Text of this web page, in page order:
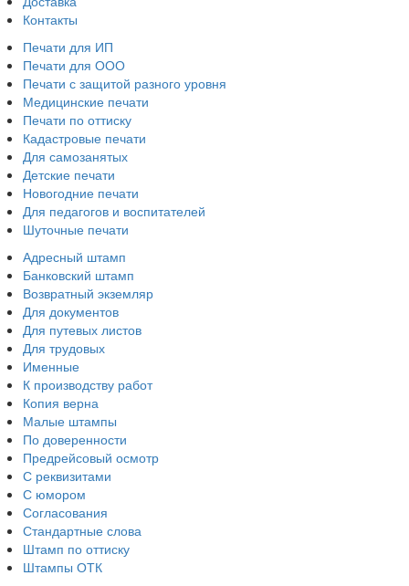
Контакты
Печати для ИП
Печати для ООО
Печати с защитой разного уровня
Медицинские печати
Печати по оттиску
Кадастровые печати
Для самозанятых
Детские печати
Новогодние печати
Для педагогов и воспитателей
Шуточные печати
Адресный штамп
Банковский штамп
Возвратный экземляр
Для документов
Для путевых листов
Для трудовых
Именные
К производству работ
Копия верна
Малые штампы
По доверенности
Предрейсовый осмотр
С реквизитами
С юмором
Согласования
Стандартные слова
Штамп по оттиску
Штампы ОТК